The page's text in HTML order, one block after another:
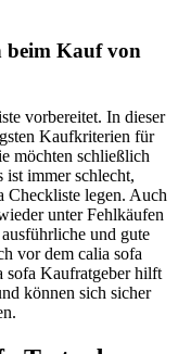
beim Kauf von
vorbereitet. In dieser
Kaufkriterien für
möchten schließlich
ist immer schlecht,
Checkliste legen. Auch
unter Fehlkäufen
und gute
vor dem calia sofa
sofa Kaufratgeber hilft
können sich sicher